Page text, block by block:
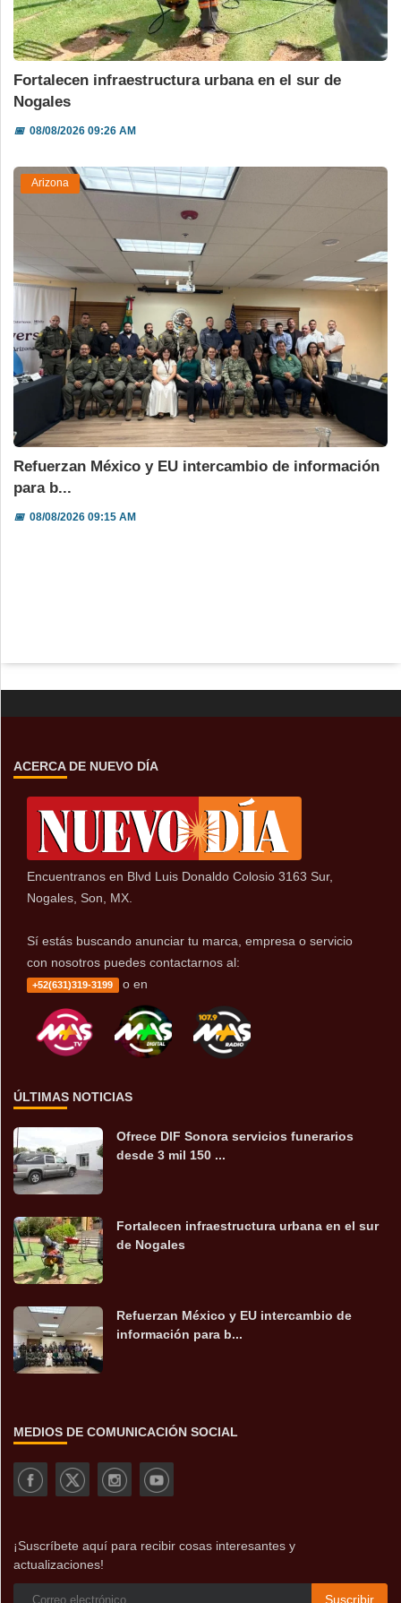
Fortalecen infraestructura urbana en el sur de
Nogales
📅08/08/2026 09:26 AM
Arizona
Refuerzan México y EU intercambio de información
para b...
📅08/08/2026 09:15 AM
ACERCA DE NUEVO DÍA
Encuentranos en Blvd Luis Donaldo Colosio 3163 Sur,
Nogales, Son, MX.
Sí estás buscando anunciar tu marca, empresa o servicio
con nosotros puedes contactarnos al:
+52(631)319-3199 o en
ÚLTIMAS NOTICIAS
Ofrece DIF Sonora servicios funerarios
desde 3 mil 150 ...
Fortalecen infraestructura urbana en el sur
de Nogales
Refuerzan México y EU intercambio de
información para b...
MEDIOS DE COMUNICACIÓN SOCIAL
¡Suscríbete aquí para recibir cosas interesantes y
actualizaciones!
Suscribir